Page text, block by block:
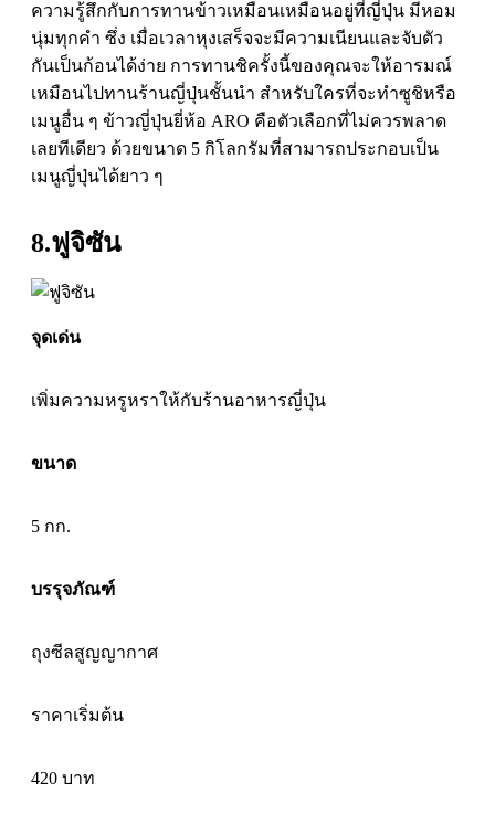
ความรู้สึกกับการทานข้าวเหมือนเหมือนอยู่ที่ญี่ปุ่น มีหอม
นุ่มทุกคำ ซึ่ง เมื่อเวลาหุงเสร็จจะมีความเนียนและจับตัว
กันเป็นก้อนได้ง่าย การทานชิครั้งนี้ของคุณจะให้อารมณ์
เหมือนไปทานร้านญี่ปุ่นชั้นนำ สำหรับใครที่จะทำซูชิหรือ
เมนูอื่น ๆ ข้าวญี่ปุ่นยี่ห้อ ARO คือตัวเลือกที่ไม่ควรพลาด
เลยทีเดียว ด้วยขนาด 5 กิโลกรัมที่สามารถประกอบเป็น
เมนูญี่ปุ่นได้ยาว ๆ
8.ฟูจิซัน
จุดเด่น
เพิ่มความหรูหราให้กับร้านอาหารญี่ปุ่น
ขนาด
5 กก.
บรรุจภัณฑ์
ถุงซีลสูญญากาศ
ราคาเริ่มต้น
420 บาท